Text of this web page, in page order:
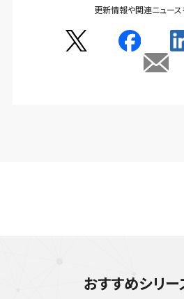
更新情報や関連ニュース
おすすめシリー